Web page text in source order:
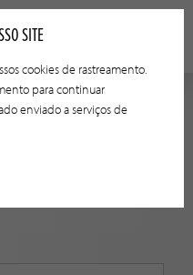
aplicação, usando as
SITE
cookies de rastreamento.
para continuar
enviado a serviços de